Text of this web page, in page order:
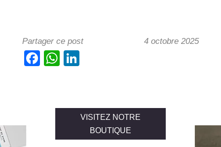
Partager ce post
F
W
s
p
e
dI
n
4 octobre 2025
VISITEZ NOTRE
BOUTIQUE